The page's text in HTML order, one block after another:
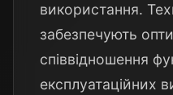
використання.
забезпечують
співвідношення
експлуатаційних